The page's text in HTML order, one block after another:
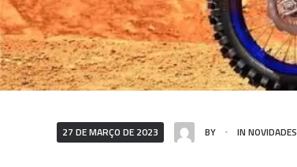
27 DE MARÇO DE 2023 BY INNOVIDADES